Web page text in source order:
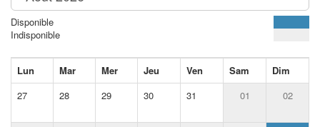
Disponible
Indisponible
Lun Mar Mer Jeu Ven Sam
Dim
27
28 29 30 31 01 02